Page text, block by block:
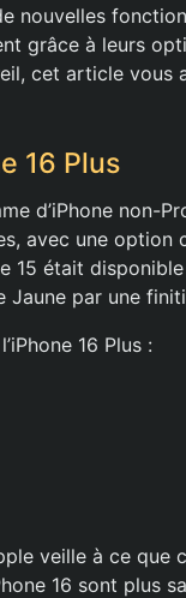
nouvelles
grâce à leurs
cet article vous
16 Plus
d’iPhone non-
avec une option
15 était
par une
16 Plus :
veille à ce que
16 sont plus